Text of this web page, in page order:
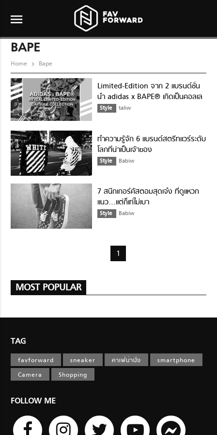
menu
BAPE
Home Bape
Limited-Edition จาก 2 แบรนด์ชั่น
นำ adidas x BAPE® เกิดเป็นคอลเล
คชั่นสุดเท่
Style taliw
ทำความรู้จัก 6 แบรนด์สตรีทแวร์ระดับ
โลกที่น่าเป็นเจ้าของ
Style Babiw
7 สนีกเกอร์คัสตอมสุดเจ๋ง ที่ดูแหวก
แนว…แต่ก็เท่ไม่เบา
Style Babiw
1
MOST POPULAR
TAG
favforward sneaker คาเฟ่น่านั่ง
smartphone
Camera
Shopping
FOLLOW ME